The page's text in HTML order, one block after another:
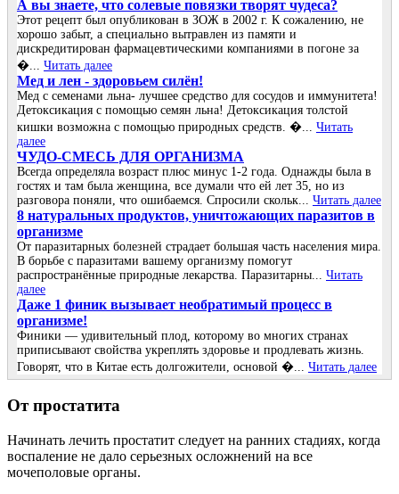
А вы знаете, что солевые повязки творят чудеса?
Этот рецепт был опубликован в ЗОЖ в 2002 г. К сожалению, не
хорошо забыт, а специально вытравлен из памяти и
дискредитирован фармацевтическими компаниями в погоне за
�... Читать далее
Мед и лен - здоровьем силён!
Мед с семенами льна- лучшее средство для сосудов и иммунитета!
Детоксикация с помощью семян льна! Детоксикация толстой
кишки возможна с помощью природных средств. �... Читать
далее
ЧУДО-СМЕСЬ ДЛЯ ОРГАНИЗМА
Всегда определяла возраст плюс минус 1-2 года. Однажды была в
гостях и там была женщина, все думали что ей лет 35, но из
разговора поняли, что ошибаемся. Спросили скольк... Читать далее
8 натуральных продуктов, уничтожающих паразитов в
организме
От паразитарных болезней страдает большая часть населения мира.
В борьбе с паразитами вашему организму помогут
распространённые природные лекарства. Паразитарны... Читать
далее
Даже 1 финик вызывает необратимый процесс в
организме!
Финики — удивительный плод, которому во многих странах
приписывают свойства укреплять здоровье и продлевать жизнь.
Говорят, что в Китае есть долгожители, основой �... Читать далее
От простатита
Начинать лечить простатит следует на ранних стадиях, когда
воспаление не дало серьезных осложнений на все
мочеполовые органы.